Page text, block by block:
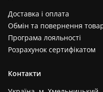
Доставка і оплата
Обмін та повернення
Програма лояльності
Розрахунок сертифікатом
Контакти